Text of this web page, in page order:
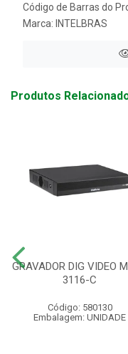
Código de Barras do
Marca: INTELBRAS
Produtos
GRAVADOR DIG VIDEO
3116-C
Código: 580130
Embalagem: UNIDADE